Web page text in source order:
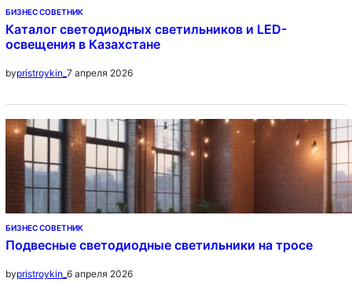
БИЗНЕС СОВЕТНИК
Каталог светодиодных светильников и LED-
освещения в Казахстане
bypristroykin_ 7 апреля 2026
БИЗНЕС СОВЕТНИК
Подвесные светодиодные светильники на тросе
bypristroykin_ 6 апреля 2026